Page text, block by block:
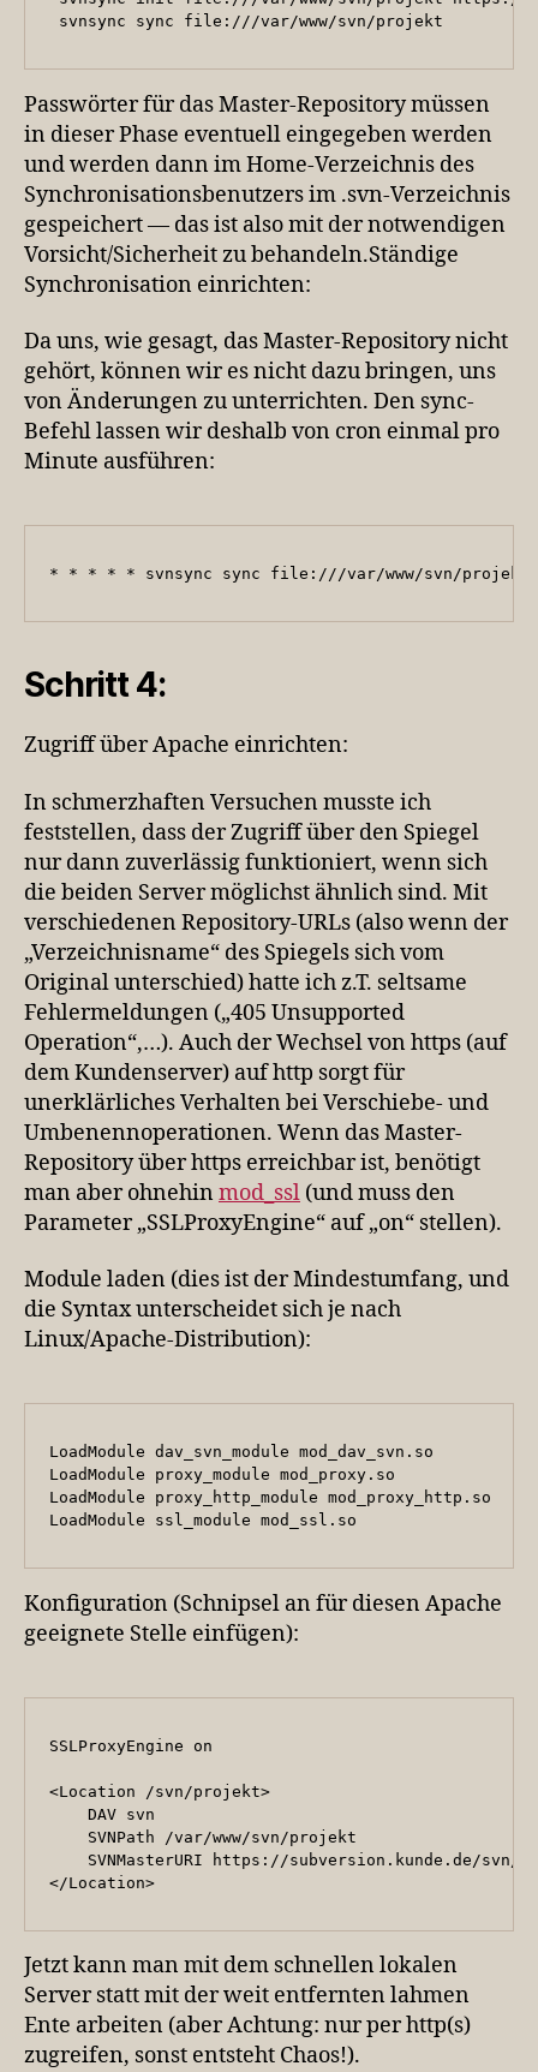
svnsync sync file:///var/www/svn/projekt
Passwörter für das Master-Repository müssen
in dieser Phase eventuell eingegeben werden
und werden dann im Home-Verzeichnis des
Synchronisationsbenutzers im .svn-Verzeichnis
gespeichert — das ist also mit der notwendigen
Vorsicht/Sicherheit zu behandeln.Ständige
Synchronisation einrichten:
Da uns, wie gesagt, das Master-Repository nicht
gehört, können wir es nicht dazu bringen, uns
von Änderungen zu unterrichten. Den sync-
Befehl lassen wir deshalb von cron einmal pro
Minute ausführen:
* * * * * svnsync sync file:///var/www/svn/projekt
Schritt 4:
Zugriff über Apache einrichten:
In schmerzhaften Versuchen musste ich
feststellen, dass der Zugriff über den Spiegel
nur dann zuverlässig funktioniert, wenn sich
die beiden Server möglichst ähnlich sind. Mit
verschiedenen Repository-URLs (also wenn der
„Verzeichnisname“ des Spiegels sich vom
Original unterschied) hatte ich z.T. seltsame
Fehlermeldungen („405 Unsupported
Operation“,…). Auch der Wechsel von https (auf
dem Kundenserver) auf http sorgt für
unerklärliches Verhalten bei Verschiebe- und
Umbenennoperationen. Wenn das Master-
Repository über https erreichbar ist, benötigt
man aber ohnehin mod_ssl (und muss den
Parameter „SSLProxyEngine“ auf „on“ stellen).
Module laden (dies ist der Mindestumfang, und
die Syntax unterscheidet sich je nach
Linux/Apache-Distribution):
LoadModule dav_svn_module mod_dav_svn.so
LoadModule proxy_module mod_proxy.so
LoadModule proxy_http_module mod_proxy_http.so
LoadModule ssl_module mod_ssl.so
Konfiguration (Schnipsel an für diesen Apache
geeignete Stelle einfügen):
SSLProxyEngine on
<Location /svn/projekt>
    DAV svn
    SVNPath /var/www/svn/projekt
SVNMasterURI https://subversion.kunde.de/svn/
</Location>
Jetzt kann man mit dem schnellen lokalen
Server statt mit der weit entfernten lahmen
Ente arbeiten (aber Achtung: nur per http(s)
zugreifen, sonst entsteht Chaos!).